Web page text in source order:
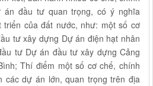
án đầu tư quan trọng, có ý nghĩa
của đất nước, như: một số cơ
tư xây dựng Dự án điện hạt nhân
tư Dự án đầu tư xây dựng Cảng
Thí điểm một số cơ chế, chính
các dự án lớn, quan trọng trên địa